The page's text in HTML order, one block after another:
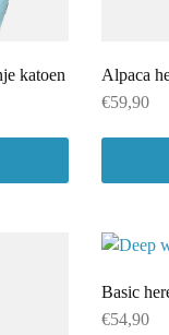
katoen
Alpaca
€59,90
Basic
€54,90